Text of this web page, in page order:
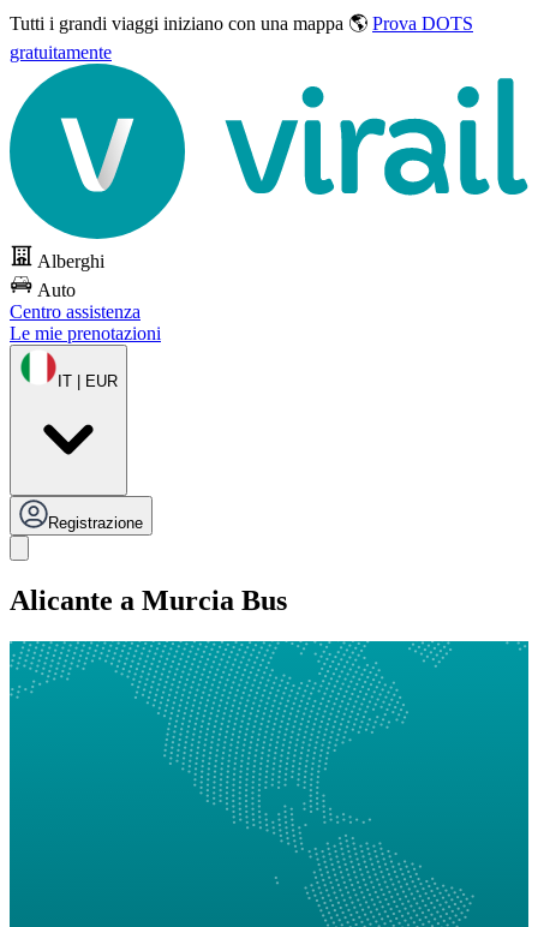
Tutti i grandi viaggi iniziano con una mappa 🌎 Prova DOTS
gratuitamente
Alberghi
Auto
Centro assistenza
Le mie prenotazioni
IT | EUR
Registrazione
Alicante a Murcia Bus